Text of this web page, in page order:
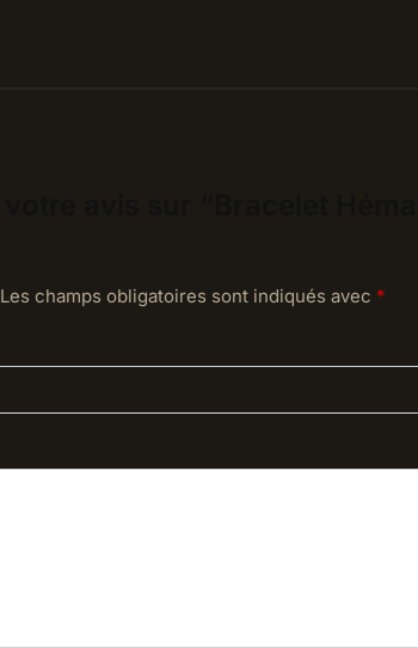
Les champs obligatoires sont indiqués avec *